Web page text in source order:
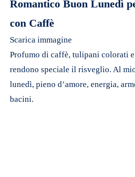
Romantico Buon Lunedì
con Caffè
Scarica immagine
Profumo di caffè, tulipani colorati e
rendono speciale il risveglio. Al
lunedì, pieno d’amore, energia,
bacini.